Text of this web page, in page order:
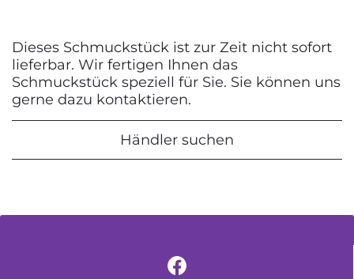
Dieses Schmuckstück ist zur Zeit nicht sofort
lieferbar. Wir fertigen Ihnen das
Schmuckstück speziell für Sie. Sie können uns
gerne dazu kontaktieren.
Händler suchen